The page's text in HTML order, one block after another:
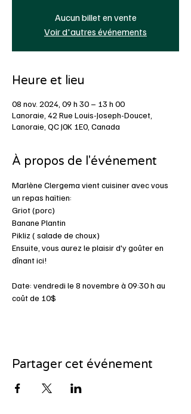
Aucun billet en vente
Voir d'autres événements
Heure et lieu
08 nov. 2024, 09 h 30 – 13 h 00
Lanoraie, 42 Rue Louis-Joseph-Doucet,
Lanoraie, QC J0K 1E0, Canada
À propos de l'événement
Marlène Clergema vient cuisiner avec vous
un repas haïtien:
Griot (porc)
Banane Plantin
Pikliz ( salade de choux)
Ensuite, vous aurez le plaisir d'y goûter en
dînant ici!
Date: vendredi le 8 novembre à 09:30 h au
coût de 10$
Partager cet événement